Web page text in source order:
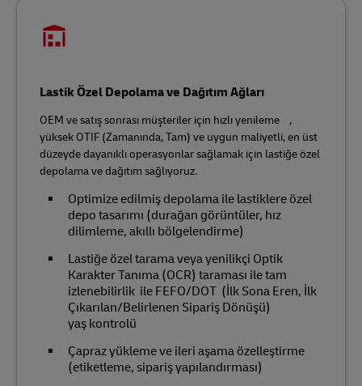
Lastik Özel Depolama ve Dağıtım Ağları
OEM ve satış sonrası müşteriler için hızlı yenileme ,
yüksek OTIF (Zamanında, Tam) ve uygun maliyetli, en üst
düzeyde dayanıklı operasyonlar sağlamak için lastiğe özel
depolama ve dağıtım sağlıyoruz.
Optimize edilmiş depolama ile lastiklere özel
depo tasarımı (durağan görüntüler, hız
dilimleme, akıllı bölgelendirme)
Lastiğe özel tarama veya yenilikçi Optik
Karakter Tanıma (OCR) taraması ile tam
izlenebilirlik ile FEFO/DOT (İlk Sona Eren, İlk
Çıkarılan/Belirlenen Sipariş Dönüşü)
yaş kontrolü
Çapraz yükleme ve ileri aşama özelleştirme
(etiketleme, sipariş yapılandırması)